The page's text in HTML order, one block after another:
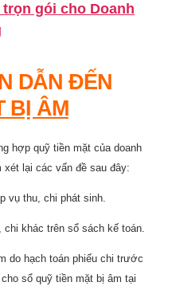
gói cho Doanh
DẪN ĐẾN
BỊ ÂM
hợp quỹ tiền mặt của doanh
xét lại các vấn đề sau đây:
vụ thu, chi phát sinh.
chi khác trên sổ sách kế toán.
do hạch toán phiếu chi trước
sổ quỹ tiền mặt bị âm tại